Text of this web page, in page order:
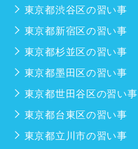
東京都渋谷区の習い事
東京都新宿区の習い事
東京都杉並区の習い事
東京都墨田区の習い事
東京都世田谷区の習い事
東京都台東区の習い事
東京都立川市の習い事